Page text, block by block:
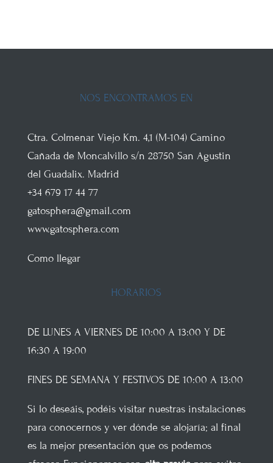
NOS ENCONTRAMOS EN
Ctra. Colmenar Viejo Km. 4,1 (M-104)Camino
Cañada de Moncalvillo s/n 28750 San Agustin
del Guadalix. Madrid
+34 679 17 44 77
gatosphera@gmail.com
www.gatosphera.com
Como llegar
HORARIOS
DE LUNES A VIERNES DE 10:00 A 13:00 Y DE
16:30 A 19:00
FINES DE SEMANA Y FESTIVOS DE 10:00 A 13:00
Si lo deseáis, podéis visitar nuestras instalaciones
para conocernos y ver dónde se alojaría; al final
es la mejor presentación que os podemos